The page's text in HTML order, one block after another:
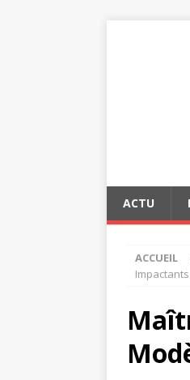
ACTU
ACCUEIL
Impactants